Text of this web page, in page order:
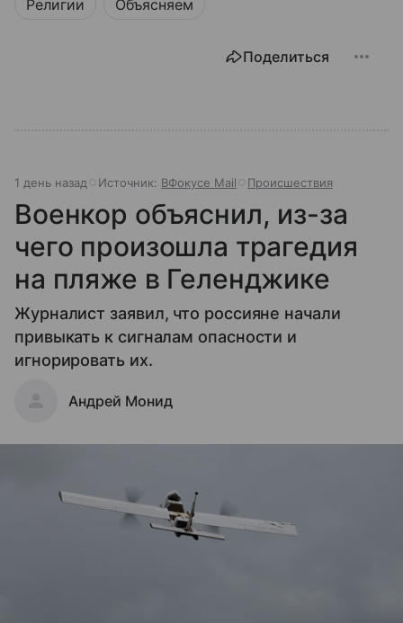
Религии Объясняем
Поделиться
1 день назад Источник: ВФокусе Mail Происшествия
Военкор объяснил, из-за
чего произошла трагедия
на пляже в Геленджике
Журналист заявил, что россияне начали
привыкать к сигналам опасности и
игнорировать их.
Андрей Монид